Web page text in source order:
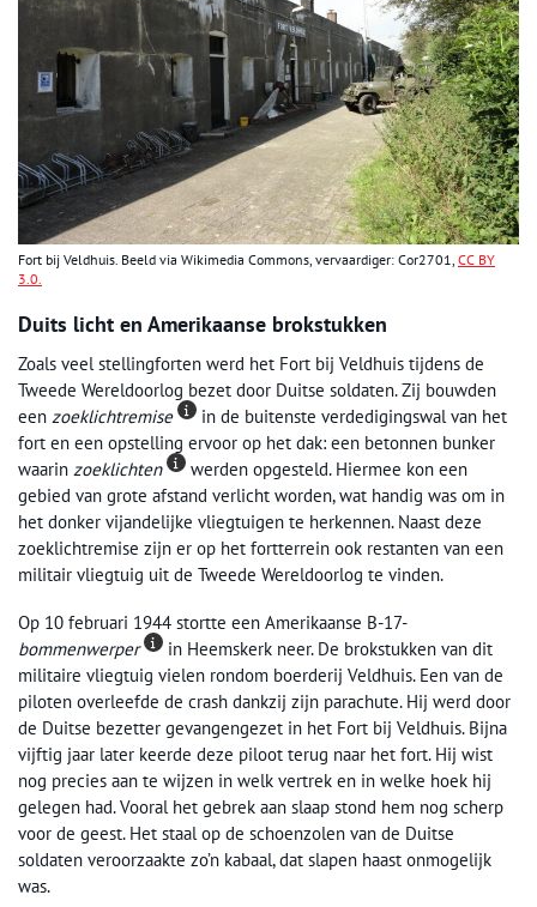
Fort bij Veldhuis. Beeld via Wikimedia Commons, vervaardiger: Cor2701, CC BY
3.0.
Duits licht en Amerikaanse brokstukken
Zoals veel stellingforten werd het Fort bij Veldhuis tijdens de
Tweede Wereldoorlog bezet door Duitse soldaten. Zij bouwden
een zoeklichtremise
in de buitenste verdedigingswal van het
fort en een opstelling ervoor op het dak: een betonnen bunker
waarin zoeklichten
werden opgesteld. Hiermee kon een
gebied van grote afstand verlicht worden, wat handig was om in
het donker vijandelijke vliegtuigen te herkennen. Naast deze
zoeklichtremise zijn er op het fortterrein ook restanten van een
militair vliegtuig uit de Tweede Wereldoorlog te vinden.
Op 10 februari 1944 stortte een Amerikaanse B-17-
bommenwerper
in Heemskerk neer. De brokstukken van dit
militaire vliegtuig vielen rondom boerderij Veldhuis. Een van de
piloten overleefde de crash dankzij zijn parachute. Hij werd door
de Duitse bezetter gevangengezet in het Fort bij Veldhuis. Bijna
vijftig jaar later keerde deze piloot terug naar het fort. Hij wist
nog precies aan te wijzen in welk vertrek en in welke hoek hij
gelegen had. Vooral het gebrek aan slaap stond hem nog scherp
voor de geest. Het staal op de schoenzolen van de Duitse
soldaten veroorzaakte zo’n kabaal, dat slapen haast onmogelijk
was.